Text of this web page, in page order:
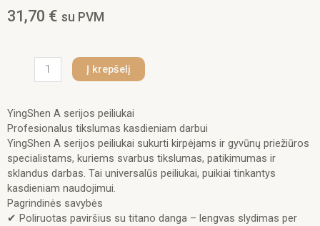
31,70 € su PVM
produkto
A
serijos
peiliukas
#
7F
-
3.2
ml.
Į krepšelį
YingShen A serijos peiliukai
Profesionalus tikslumas kasdieniam darbui
YingShen A serijos peiliukai sukurti kirpėjams ir gyvūnų priežiūros
specialistams, kuriems svarbus tikslumas, patikimumas ir
sklandus darbas. Tai universalūs peiliukai, puikiai tinkantys
kasdieniam naudojimui.
Pagrindinės savybės
✔ Poliruotas paviršius su titano danga – lengvas slydimas per